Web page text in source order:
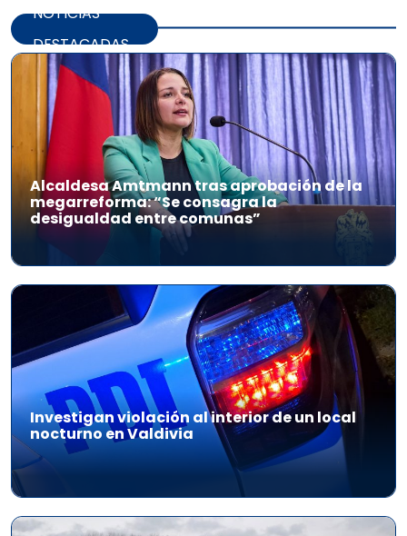
NOTICIAS
DESTACADAS
Alcaldesa Amtmann tras aprobación de la
megarreforma: “Se consagra la
desigualdad entre comunas”
Investigan violación al interior de un local
nocturno en Valdivia